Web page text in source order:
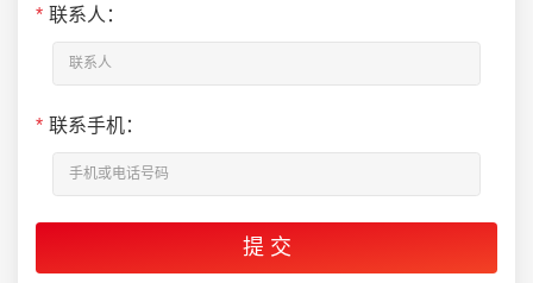
* 联系人：
* 联系手机：